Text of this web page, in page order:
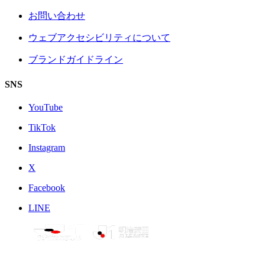
お問い合わせ
ウェブアクセシビリティについて
ブランドガイドライン
SNS
YouTube
TikTok
Instagram
X
Facebook
LINE